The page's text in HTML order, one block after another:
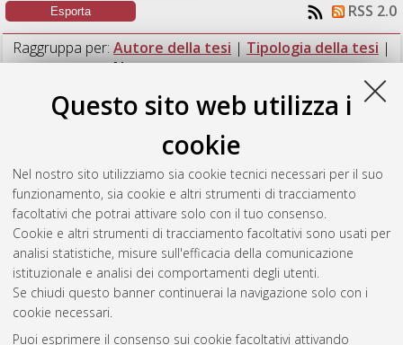
Questo sito web utilizza i
cookie
Nel nostro sito utilizziamo sia cookie tecnici necessari per il suo
funzionamento, sia cookie e altri strumenti di tracciamento
facoltativi che potrai attivare solo con il tuo consenso.
Cookie e altri strumenti di tracciamento facoltativi sono usati per
analisi statistiche, misure sull'efficacia della comunicazione
istituzionale e analisi dei comportamenti degli utenti.
Se chiudi questo banner continuerai la navigazione solo con i
cookie necessari.
Puoi esprimere il consenso sui cookie facoltativi attivando
RSS 2.0
Raggruppa per: Autore della tesi | Tipologia della tesi |
Nessun raggruppamento
Numero di documenti:1
(2023)Processo di validazione di fonti
magistrale], Università di Bologna, Corso di Studio in
Ingegneria informatica [LM-DM270], Documento full-text non
disponibile
Questa lista e' stata generata ilThu Aug 6 12:20:48 2026
CEST
Atom